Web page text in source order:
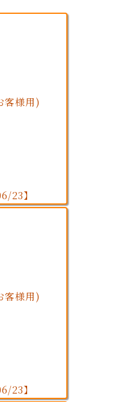
客様用)
23】
客様用)
23】